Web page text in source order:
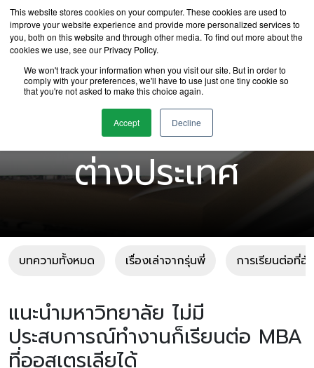
This website stores cookies on your computer. These cookies are used to
improve your website experience and provide more personalized services to
you, both on this website and through other media. To find out more about the
cookies we use, see our Privacy Policy.
We won't track your information when you visit our site. But in order to
comply with your preferences, we'll have to use just one tiny cookie so
that you're not asked to make this choice again.
Accept Decline
บทความเรียนต่อ
ต่างประเทศ
บทความทั้งหมด เรื่องเล่าจากรุ่นพี่ การเรียนต่อที่
แนะนำมหาวิทยาลัย ไม่มี
ประสบการณ์ทำงานก็เรียนต่อ MBA
ที่ออสเตรเลียได้